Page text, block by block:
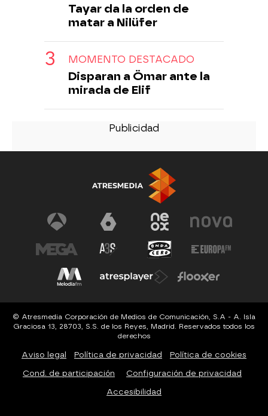
Tayar da la orden de
matar a Nilüfer
MOMENTO DESTACADO
Disparan a Ömar ante la
mirada de Elif
© Atresmedia Corporación de Medios de Comunicación, S.A - A. Isla
Graciosa 13, 28703, S.S. de los Reyes, Madrid. Reservados todos los
derechos
Aviso legal Política de privacidad Política de cookies
Cond. de participación Configuración de privacidad
Accesibilidad